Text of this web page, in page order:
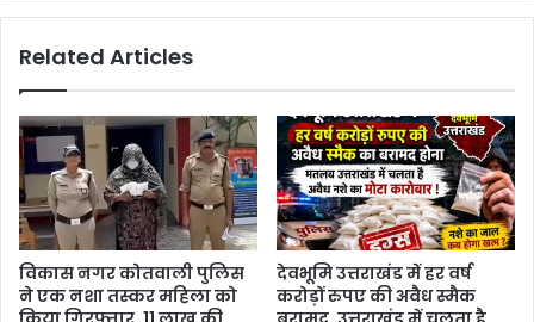
Related Articles
विकास नगर कोतवाली पुलिस
ने एक नशा तस्कर महिला को
देवभूमि उत्तराखंड में हर वर्ष
करोड़ों रुपए की अवैध स्मैक